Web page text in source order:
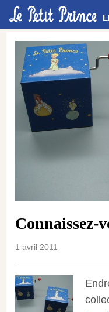
Connaissez-
1 avril 2011